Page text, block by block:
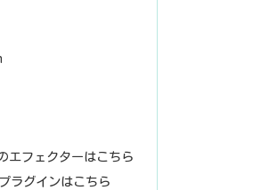
エフェクターはこちら
ラグインはこちら